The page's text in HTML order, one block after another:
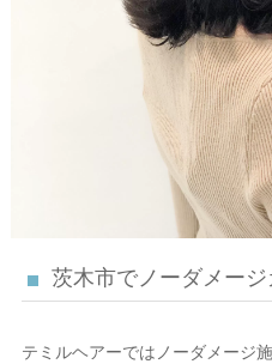
茨木市でノーダメー
テミルヘアーではノーダメージ